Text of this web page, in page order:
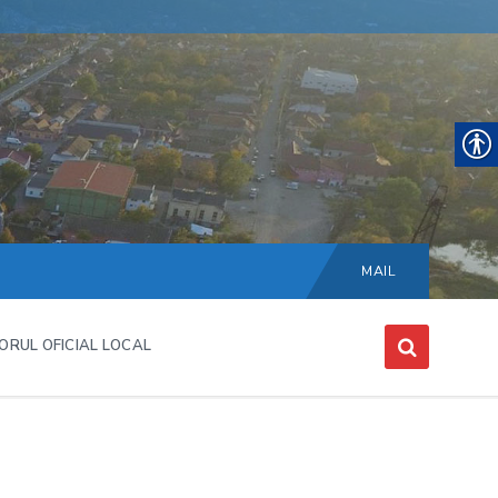
Choose
language:
MAIL
OFICIAL LOCAL